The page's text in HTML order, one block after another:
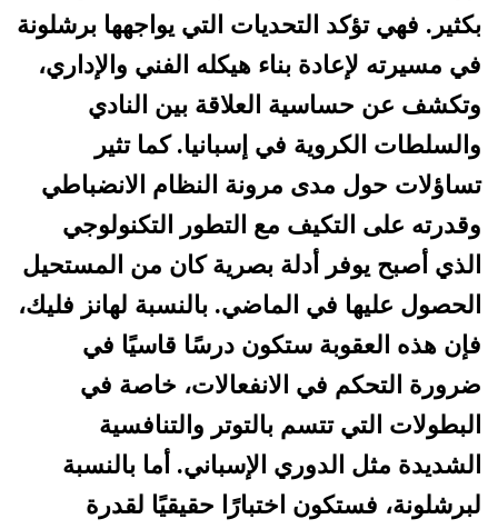
بكثير. فهي تؤكد التحديات التي يواجهها برشلونة
في مسيرته لإعادة بناء هيكله الفني والإداري،
وتكشف عن حساسية العلاقة بين النادي
والسلطات الكروية في إسبانيا. كما تثير
تساؤلات حول مدى مرونة النظام الانضباطي
وقدرته على التكيف مع التطور التكنولوجي
الذي أصبح يوفر أدلة بصرية كان من المستحيل
الحصول عليها في الماضي. بالنسبة لهانز فليك،
فإن هذه العقوبة ستكون درسًا قاسيًا في
ضرورة التحكم في الانفعالات، خاصة في
البطولات التي تتسم بالتوتر والتنافسية
الشديدة مثل الدوري الإسباني. أما بالنسبة
لبرشلونة، فستكون اختبارًا حقيقيًا لقدرة